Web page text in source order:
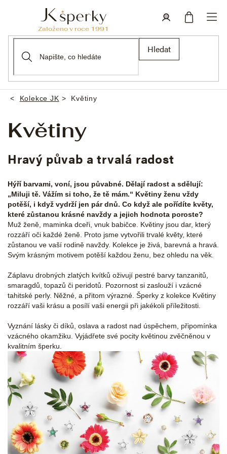
Hledat
Domů
Kolekce JK Květiny
Květiny
Hravý půvab a trvalá radost
Hýří barvami, voní, jsou půvabné. Dělají radost a sdělují:
„Miluji tě. Vážím si toho, že tě mám.“ Květiny ženu vždy
potěší, i když vydrží jen pár dnů. Co když ale pořídíte květy,
které zůstanou krásné navždy a jejich hodnota poroste?
Muž ženě, maminka dceři, vnuk babičce. Květiny jsou dar, který
rozzáří oči každé ženě. Proto jsme vytvořili trvalé květy, které
zůstanou ve vaší rodině navždy. Kolekce je živá, barevná a hravá.
Svým krásným motivem potěší každou ženu, bez ohledu na věk.
Záplavu drobných zlatých kvítků oživují pestré barvy tanzanitů,
smaragdů, topazů či peridotů. Pozornost si zaslouží i vzácné
tahitské perly. Něžné, a přitom výrazné. Šperky z kolekce Květiny
rozzáří vaši krásu a posílí vaši energii při jakékoli příležitosti.
Vyznání lásky či díků, oslava a radost nad úspěchem, připomínka
vzácného okamžiku. Vyjádřete své pocity květinou zvěčněnou v
kvalitním šperku.